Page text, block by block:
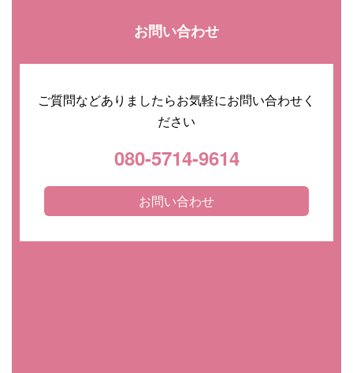
お問い合わせ
ご質問などありましたらお気軽にお問い合わせく
ださい
080-5714-9614
お問い合わせ